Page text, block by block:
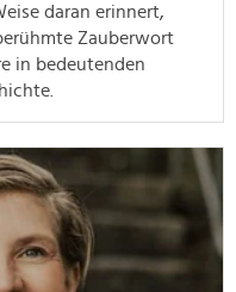
daran erinnert,
Zauberwort
in bedeutenden